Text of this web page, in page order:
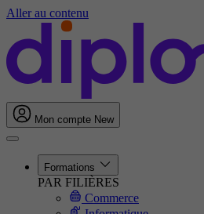
Aller au contenu
Mon compte New
Formations
PAR FILIÈRES
Commerce